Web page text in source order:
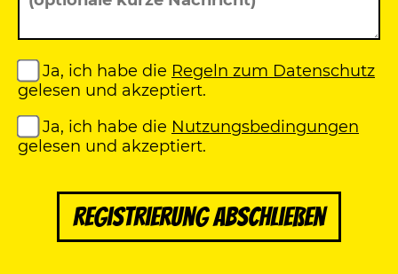
Ja, ich habe die Regeln zum Datenschutz
gelesen und akzeptiert.
Ja, ich habe die Nutzungsbedingungen
gelesen und akzeptiert.
Registrierung abschließen